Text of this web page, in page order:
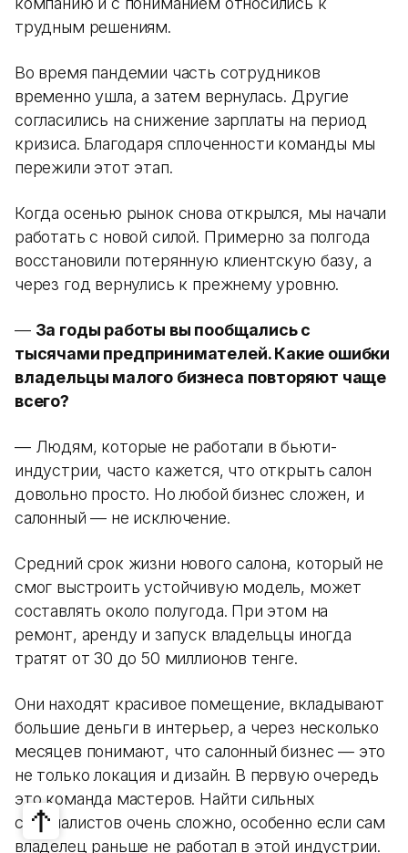
трудным решениям.
Во время пандемии часть сотрудников
временно ушла, а затем вернулась. Другие
согласились на снижение зарплаты на период
кризиса. Благодаря сплоченности команды мы
пережили этот этап.
Когда осенью рынок снова открылся, мы начали
работать с новой силой. Примерно за полгода
восстановили потерянную клиентскую базу, а
через год вернулись к прежнему уровню.
— За годы работы вы пообщались с
тысячами предпринимателей. Какие ошибки
владельцы малого бизнеса повторяют чаще
всего?
— Людям, которые не работали в бьюти-
индустрии, часто кажется, что открыть салон
довольно просто. Но любой бизнес сложен, и
салонный — не исключение.
Средний срок жизни нового салона, который не
смог выстроить устойчивую модель, может
составлять около полугода. При этом на
ремонт, аренду и запуск владельцы иногда
тратят от 30 до 50 миллионов тенге.
Они находят красивое помещение, вкладывают
большие деньги в интерьер, а через несколько
месяцев понимают, что салонный бизнес — это
не только локация и дизайн. В первую очередь
это команда мастеров. Найти сильных
специалистов очень сложно, особенно если сам
владелец раньше не работал в этой индустрии.